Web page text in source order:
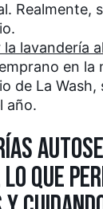
Realmente,
lavandería
en la
de La
año.
QUE